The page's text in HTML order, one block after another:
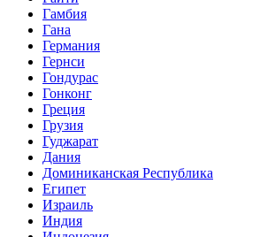
Гамбия
Гана
Германия
Гернси
Гондурас
Гонконг
Греция
Грузия
Гуджарат
Дания
Доминиканская Республика
Египет
Израиль
Индия